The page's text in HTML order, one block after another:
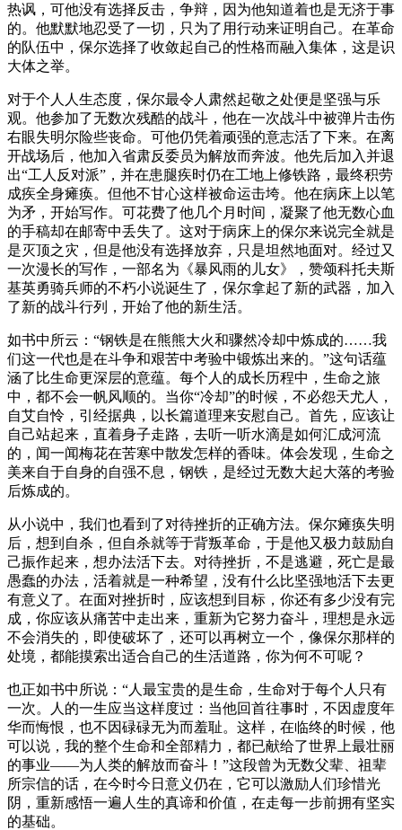
热讽，可他没有选择反击，争辩，因为他知道着也是无济于事
的。他默默地忍受了一切，只为了用行动来证明自己。在革命
的队伍中，保尔选择了收敛起自己的性格而融入集体，这是识
大体之举。
对于个人人生态度，保尔最令人肃然起敬之处便是坚强与乐
观。他参加了无数次残酷的战斗，他在一次战斗中被弹片击伤
右眼失明尔险些丧命。可他仍凭着顽强的意志活了下来。在离
开战场后，他加入省肃反委员为解放而奔波。他先后加入并退
出“工人反对派”，并在患腿疾时仍在工地上修铁路，最终积劳
成疾全身瘫痪。但他不甘心这样被命运击垮。他在病床上以笔
为矛，开始写作。可花费了他几个月时间，凝聚了他无数心血
的手稿却在邮寄中丢失了。这对于病床上的保尔来说完全就是
是灭顶之灾，但是他没有选择放弃，只是坦然地面对。经过又
一次漫长的写作，一部名为《暴风雨的儿女》，赞颂科托夫斯
基英勇骑兵师的不朽小说诞生了，保尔拿起了新的武器，加入
了新的战斗行列，开始了他的新生活。
如书中所云：“钢铁是在熊熊大火和骤然冷却中炼成的……我
们这一代也是在斗争和艰苦中考验中锻炼出来的。”这句话蕴
涵了比生命更深层的意蕴。每个人的成长历程中，生命之旅
中，都不会一帆风顺的。当你“冷却”的时候，不必怨天尤人，
自艾自怜，引经据典，以长篇道理来安慰自己。首先，应该让
自己站起来，直着身子走路，去听一听水滴是如何汇成河流
的，闻一闻梅花在苦寒中散发怎样的香味。体会发现，生命之
美来自于自身的自强不息，钢铁，是经过无数大起大落的考验
后炼成的。
从小说中，我们也看到了对待挫折的正确方法。保尔瘫痪失明
后，想到自杀，但自杀就等于背叛革命，于是他又极力鼓励自
己振作起来，想办法活下去。对待挫折，不是逃避，死亡是最
愚蠢的办法，活着就是一种希望，没有什么比坚强地活下去更
有意义了。在面对挫折时，应该想到目标，你还有多少没有完
成，你应该从痛苦中走出来，重新为它努力奋斗，理想是永远
不会消失的，即使破坏了，还可以再树立一个，像保尔那样的
处境，都能摸索出适合自己的生活道路，你为何不可呢？
也正如书中所说：“人最宝贵的是生命，生命对于每个人只有
一次。人的一生应当这样度过：当他回首往事时，不因虚度年
华而悔恨，也不因碌碌无为而羞耻。这样，在临终的时候，他
可以说，我的整个生命和全部精力，都已献给了世界上最壮丽
的事业——为人类的解放而奋斗！”这段曾为无数父辈、祖辈
所宗信的话，在今时今日意义仍在，它可以激励人们珍惜光
阴，重新感悟一遍人生的真谛和价值，在走每一步前拥有坚实
的基础。